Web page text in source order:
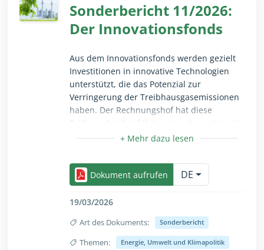
Sonderbericht 11/2026:
Der Innovationsfonds
Aus dem Innovationsfonds werden gezielt
Investitionen in innovative Technologien
unterstützt, die das Potenzial zur
Verringerung der Treibhausgasemissionen
haben. Der Rechnungshof hat diese
Prüfung durchgeführt, um zu bewerten, ob
der Innovationsfonds einen Beitrag dazu
voranzutreiben, die wirksam zu den
Dekarbonisierungszielen der EU beitragen.
Er stellte fest, dass aus dem
Innovationsfonds innovative Technologien
im großen Maßstab gefördert werden, die
erwartete Verringerung der
Treibhausgasemissionen dadurch jedoch
Dokument aufrufen
DE
19/03/2026
Art des Dokuments: Sonderbericht
Themen: Energie, Umwelt und Klimapolitik